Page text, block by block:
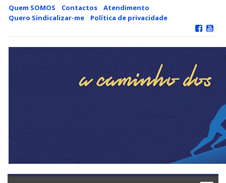
Skip
content
Quem SOMOS Contactos
Atendimento
Quero Sindicalizar-me
Política de privacidade